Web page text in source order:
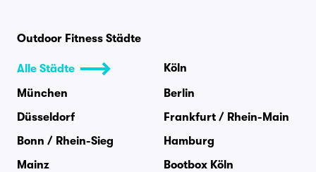
Outdoor Fitness Städte
Alle Städte
Köln
München
Berlin
Düsseldorf
Frankfurt / Rhein-Main
Bonn / Rhein-Sieg
Hamburg
Mainz
Bootbox Köln